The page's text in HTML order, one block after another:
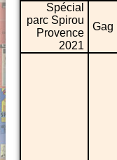
Spécial
parc Spirou
Provence
2021
Gag